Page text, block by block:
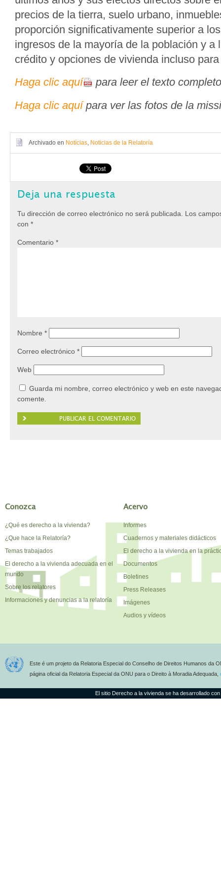
precios de la tierra, suelo urbano,
proporción significativamente superior a
ingresos de la mayoría de la población y a
crédito y opciones de vivienda incluso
Haga clic aquí
para leer el texto
Haga clic aquípara ver las fotos de la
Archivado en Notícias, Noticias de la Relatoría
Deja una respuesta
Tu dirección de correo electrónico no será publicada.
Los
con *
Comentario *
Nombre *
Correo electrónico *
Web
Guarda mi nombre, correo electrónico y web en este
comente.
Conozca
¿Qué es derecho a la vivienda?
¿Que hace la Relatoría?
Temas trabajados
El derecho a la vivienda adecuada en el
mundo
Sobre los relatores
Informaciones y denuncias a la relatoría
Acervo
Informes
Cuadernos y materiales didácticos
El derecho a la vivienda en la
Documentos
Boletines
Press Releases
Imágenes
Audios y vídeos
Este é um projeto da Relatoria Especial do Conselho de Direitos Humanos da
página oficial da Relatoria Especial da ONU para o Direito à Moradia Adequada,
El sitio Derecho a la vivienda se ha desarrollado